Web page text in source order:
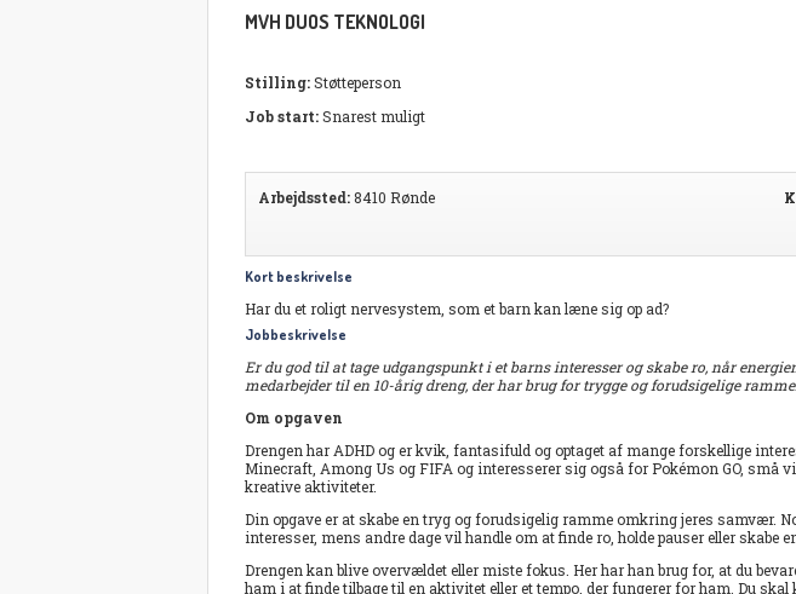
MVH DUOS TEKNOLOGI
Stilling:Støtteperson
Job start:Snarest muligt
Arbejdssted:8410 Rønde
Kort beskrivelse
Har du et roligt nervesystem, som et barn kan læne sig op ad?
Jobbeskrivelse
Er du god til at tage udgangspunkt i et barns interesser og skabe ro, når
medarbejder til en 10-årig dreng, der har brug for trygge og forudsigelige
Om opgaven
Drengen har ADHD og er kvik, fantasifuld og optaget af mange forskellige
Minecraft, Among Us og FIFA og interesserer sig også for Pokémon GO, små
kreative aktiviteter.
Din opgave er at skabe en tryg og forudsigelig ramme omkring jeres samvær.
interesser, mens andre dage vil handle om at finde ro, holde pauser eller skabe
Drengen kan blive overvældet eller miste fokus. Her har han brug for, at du
ham i at finde tilbage til en aktivitet eller et tempo, der fungerer for ham. Du